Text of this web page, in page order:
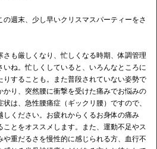
週末、少し早いクリスマスパーティーをさ
も厳しくなり、忙しくなる時期、体調管理
ね。忙しくしていると、いろんなところに
りすることも。また普段されていない姿勢で
り、突然腰に衝撃を受けた痛みでお悩みの
は、急性腰痛症（ギックリ腰）ですので、
しください。お疲れからくるお身体の痛み
ことをオススメします。また、運動不足やス
や重だるさを慢性的に感じられる方、血行不